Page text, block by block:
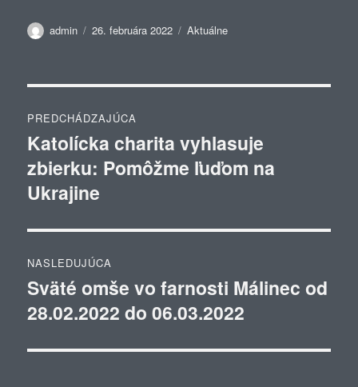
Autor
admin Publikované
26. februára 2022 Kategórie
Aktuálne
v
článku
PREDCHÁDZAJÚCA
Predchádzajúci
článok:
Katolícka charita vyhlasuje
zbierku: Pomôžme ľuďom na
Ukrajine
NASLEDUJÚCA
Ďalší
článok:
Sväté omše vo farnosti Málinec od
28.02.2022 do 06.03.2022